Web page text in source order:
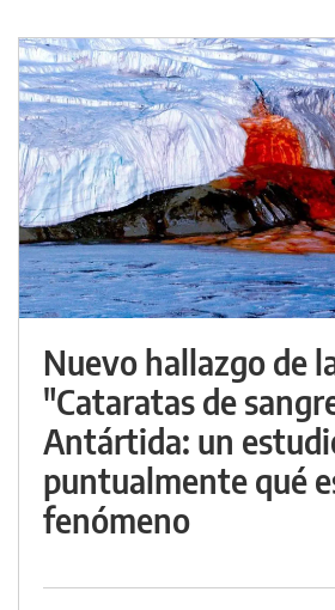
Nuevo hallazgo de
"Cataratas de
Antártida: un
puntualmente qué
fenómeno